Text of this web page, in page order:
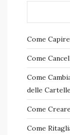
Come
Come
Come
delle
Come
Come